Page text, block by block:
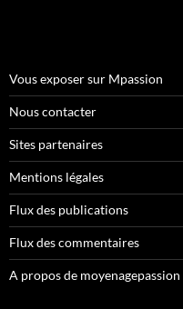
Vous exposer sur Mpassion
Nous contacter
Sites partenaires
Mentions légales
Flux des publications
Flux des commentaires
A propos de moyenagepassion